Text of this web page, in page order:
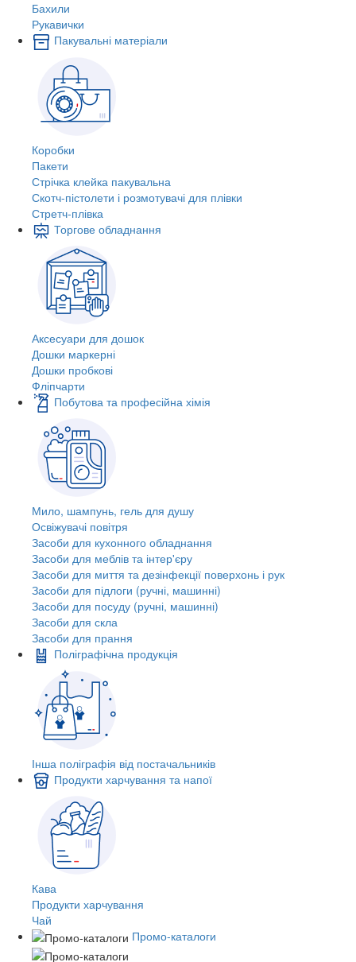
Бахили
Рукавички
Пакувальні матеріали
Коробки
Пакети
Стрічка клейка пакувальна
Скотч-пістолети і розмотувачі для плівки
Стретч-плівка
Торгове обладнання
Аксесуари для дошок
Дошки маркерні
Дошки пробкові
Фліпчарти
Побутова та професійна хімія
Мило, шампунь, гель для душу
Освіжувачі повітря
Засоби для кухонного обладнання
Засоби для меблів та інтер'єру
Засоби для миття та дезінфекції поверхонь і рук
Засоби для підлоги (ручні, машинні)
Засоби для посуду (ручні, машинні)
Засоби для скла
Засоби для прання
Поліграфічна продукція
Інша поліграфія від постачальників
Продукти харчування та напої
Кава
Продукти харчування
Чай
Промо-каталоги